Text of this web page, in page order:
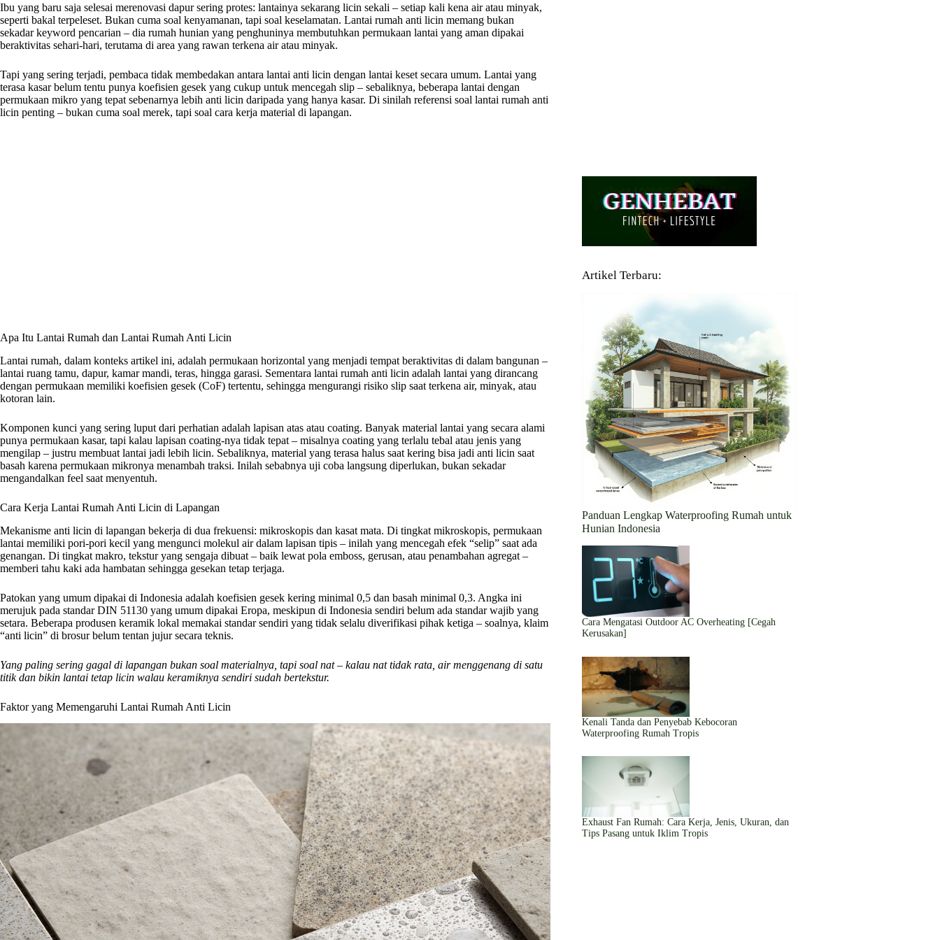
Ibu yang baru saja selesai merenovasi dapur sering protes: lantainya sekarang licin sekali – setiap kali kena air atau minyak,
seperti bakal terpeleset. Bukan cuma soal kenyamanan, tapi soal keselamatan. Lantai rumah anti licin memang bukan
sekadar keyword pencarian – dia rumah hunian yang penghuninya membutuhkan permukaan lantai yang aman dipakai
beraktivitas sehari-hari, terutama di area yang rawan terkena air atau minyak.
Tapi yang sering terjadi, pembaca tidak membedakan antara lantai anti licin dengan lantai keset secara umum. Lantai yang
terasa kasar belum tentu punya koefisien gesek yang cukup untuk mencegah slip – sebaliknya, beberapa lantai dengan
permukaan mikro yang tepat sebenarnya lebih anti licin daripada yang hanya kasar. Di sinilah referensi soal lantai rumah anti
licin penting – bukan cuma soal merek, tapi soal cara kerja material di lapangan.
Apa Itu Lantai Rumah dan Lantai Rumah Anti Licin
Lantai rumah, dalam konteks artikel ini, adalah permukaan horizontal yang menjadi tempat beraktivitas di dalam bangunan –
lantai ruang tamu, dapur, kamar mandi, teras, hingga garasi. Sementara lantai rumah anti licin adalah lantai yang dirancang
dengan permukaan memiliki koefisien gesek (CoF) tertentu, sehingga mengurangi risiko slip saat terkena air, minyak, atau
kotoran lain.
Komponen kunci yang sering luput dari perhatian adalah lapisan atas atau coating. Banyak material lantai yang secara alami
punya permukaan kasar, tapi kalau lapisan coating-nya tidak tepat – misalnya coating yang terlalu tebal atau jenis yang
mengilap – justru membuat lantai jadi lebih licin. Sebaliknya, material yang terasa halus saat kering bisa jadi anti licin saat
basah karena permukaan mikronya menambah traksi. Inilah sebabnya uji coba langsung diperlukan, bukan sekadar
mengandalkan feel saat menyentuh.
Cara Kerja Lantai Rumah Anti Licin di Lapangan
Mekanisme anti licin di lapangan bekerja di dua frekuensi: mikroskopis dan kasat mata. Di tingkat mikroskopis, permukaan
lantai memiliki pori-pori kecil yang mengunci molekul air dalam lapisan tipis – inilah yang mencegah efek “selip” saat ada
genangan. Di tingkat makro, tekstur yang sengaja dibuat – baik lewat pola emboss, gerusan, atau penambahan agregat –
memberi tahu kaki ada hambatan sehingga gesekan tetap terjaga.
Patokan yang umum dipakai di Indonesia adalah koefisien gesek kering minimal 0,5 dan basah minimal 0,3. Angka ini
merujuk pada standar DIN 51130 yang umum dipakai Eropa, meskipun di Indonesia sendiri belum ada standar wajib yang
setara. Beberapa produsen keramik lokal memakai standar sendiri yang tidak selalu diverifikasi pihak ketiga – soalnya, klaim
“anti licin” di brosur belum tentan jujur secara teknis.
Yang paling sering gagal di lapangan bukan soal materialnya, tapi soal nat – kalau nat tidak rata, air menggenang di satu
titik dan bikin lantai tetap licin walau keramiknya sendiri sudah bertekstur.
Faktor yang Memengaruhi Lantai Rumah Anti Licin
Artikel Terbaru:
Panduan Lengkap Waterproofing Rumah untuk
Hunian Indonesia
Cara Mengatasi Outdoor AC Overheating [Cegah
Kerusakan]
Kenali Tanda dan Penyebab Kebocoran
Waterproofing Rumah Tropis
Exhaust Fan Rumah: Cara Kerja, Jenis, Ukuran, dan
Tips Pasang untuk Iklim Tropis